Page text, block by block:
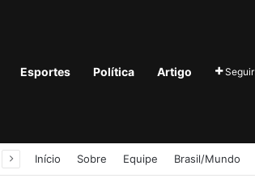
Esportes Política Artigo Seguir
Início Sobre Equipe Brasil/Mundo